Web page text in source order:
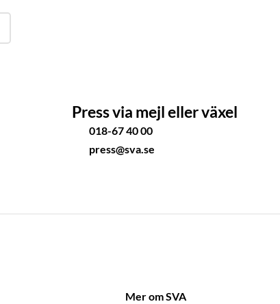
Press via mejl eller växel
018-67 40 00
press@sva.se
Mer om SVA